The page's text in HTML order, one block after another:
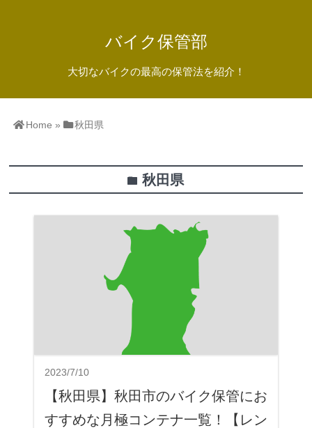
バイク保管部
大切なバイクの最高の保管法を紹介！
Home » 秋田県
folder秋田県
2023/7/10
【秋田県】秋田市のバイク保管にお
すすめな月極コンテナ一覧！【レン